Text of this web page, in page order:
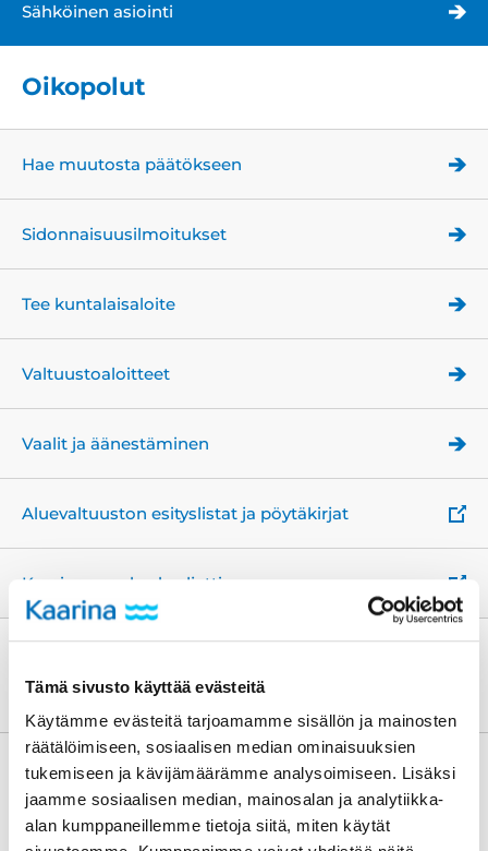
Tämä sivusto käyttää evästeitä
Käytämme evästeitä tarjoamamme sisällön ja mainosten
räätälöimiseen, sosiaalisen median ominaisuuksien
tukemiseen ja kävijämäärämme analysoimiseen. Lisäksi
jaamme sosiaalisen median, mainosalan ja analytiikka-
alan kumppaneillemme tietoja siitä, miten käytät
Sähköinen asiointi
Oikopolut
Hae muutosta päätökseen
Sidonnaisuusilmoitukset
Tee kuntalaisaloite
Valtuustoaloitteet
Vaalit ja äänestäminen
Aluevaltuuston esityslistat ja pöytäkirjat
Kaarinan asukasbudjetti
uutiset
Kaupunginjohtajan haku
7.8.-2.9.2026